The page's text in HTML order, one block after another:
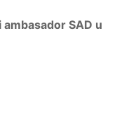
SAD u